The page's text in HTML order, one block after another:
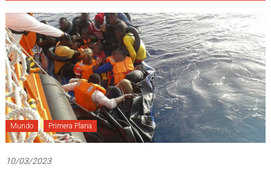
Mundo Primera Plana
10/03/2023